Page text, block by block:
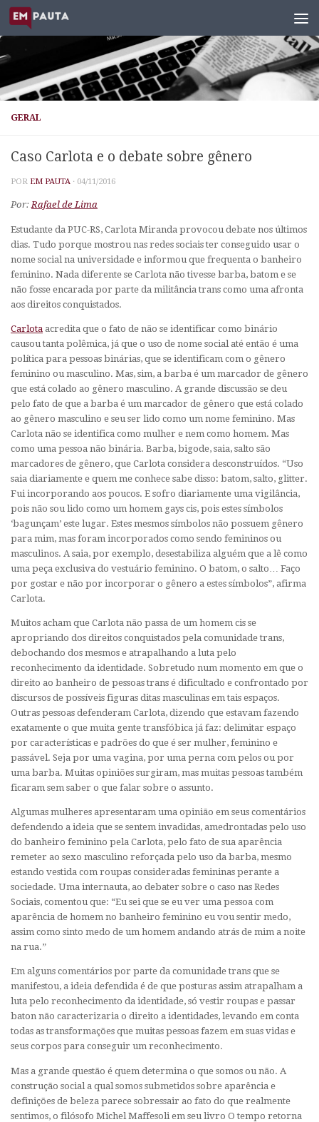
Skip to content
GERAL
Caso Carlota e o debate sobre gênero
POR EM PAUTA · 04/11/2016
Por:Rafael de Lima
Estudante da PUC-RS, Carlota Miranda provocou debate nos últimos
dias. Tudo porque mostrou nas redes sociais ter conseguido usar o
nome social na universidade e informou que frequenta o banheiro
feminino. Nada diferente se Carlota não tivesse barba, batom e se
não fosse encarada por parte da militância trans como uma afronta
aos direitos conquistados.
Carlota acredita que o fato de não se identificar como binário
causou tanta polêmica, já que o uso de nome social até então é uma
política para pessoas binárias, que se identificam com o gênero
feminino ou masculino. Mas, sim, a barba é um marcador de gênero
que está colado ao gênero masculino. A grande discussão se deu
pelo fato de que a barba é um marcador de gênero que está colado
ao gênero masculino e seu ser lido como um nome feminino. Mas
Carlota não se identifica como mulher e nem como homem. Mas
como uma pessoa não binária. Barba, bigode, saia, salto são
marcadores de gênero, que Carlota considera desconstruídos. “Uso
saia diariamente e quem me conhece sabe disso: batom, salto, glitter.
Fui incorporando aos poucos. E sofro diariamente uma vigilância,
pois não sou lido como um homem gays cis, pois estes símbolos
‘bagunçam’ este lugar. Estes mesmos símbolos não possuem gênero
para mim, mas foram incorporados como sendo femininos ou
masculinos. A saia, por exemplo, desestabiliza alguém que a lê como
uma peça exclusiva do vestuário feminino. O batom, o salto… Faço
por gostar e não por incorporar o gênero a estes símbolos”, afirma
Carlota.
Muitos acham que Carlota não passa de um homem cis se
apropriando dos direitos conquistados pela comunidade trans,
debochando dos mesmos e atrapalhando a luta pelo
reconhecimento da identidade. Sobretudo num momento em que o
direito ao banheiro de pessoas trans é dificultado e confrontado por
discursos de possíveis figuras ditas masculinas em tais espaços.
Outras pessoas defenderam Carlota, dizendo que estavam fazendo
exatamente o que muita gente transfóbica já faz: delimitar espaço
por características e padrões do que é ser mulher, feminino e
passável. Seja por uma vagina, por uma perna com pelos ou por
uma barba. Muitas opiniões surgiram, mas muitas pessoas também
ficaram sem saber o que falar sobre o assunto.
Algumas mulheres apresentaram uma opinião em seus comentários
defendendo a ideia que se sentem invadidas, amedrontadas pelo uso
do banheiro feminino pela Carlota, pelo fato de sua aparência
remeter ao sexo masculino reforçada pelo uso da barba, mesmo
estando vestida com roupas consideradas femininas perante a
sociedade. Uma internauta, ao debater sobre o caso nas Redes
Sociais, comentou que: “Eu sei que se eu ver uma pessoa com
aparência de homem no banheiro feminino eu vou sentir medo,
assim como sinto medo de um homem andando atrás de mim a noite
na rua.”
Em alguns comentários por parte da comunidade trans que se
manifestou, a ideia defendida é de que posturas assim atrapalham a
luta pelo reconhecimento da identidade, só vestir roupas e passar
baton não caracterizaria o direito a identidades, levando em conta
todas as transformações que muitas pessoas fazem em suas vidas e
seus corpos para conseguir um reconhecimento.
Mas a grande questão é quem determina o que somos ou não. A
construção social a qual somos submetidos sobre aparência e
definições de beleza parece sobressair ao fato do que realmente
sentimos, o filósofo Michel Maffesoli em seu livro O tempo retorna